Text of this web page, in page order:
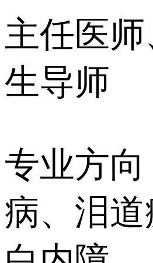
主任医
生导师
专业方
病、泪道